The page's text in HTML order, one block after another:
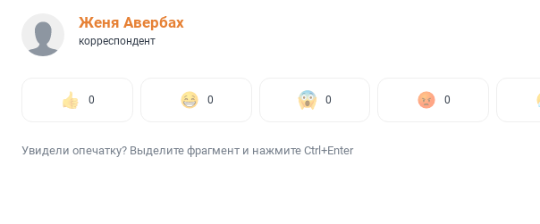
Женя Авербах
корреспондент
0 0 0 0
Увидели опечатку? Выделите фрагмент и нажмите Ctrl+Enter